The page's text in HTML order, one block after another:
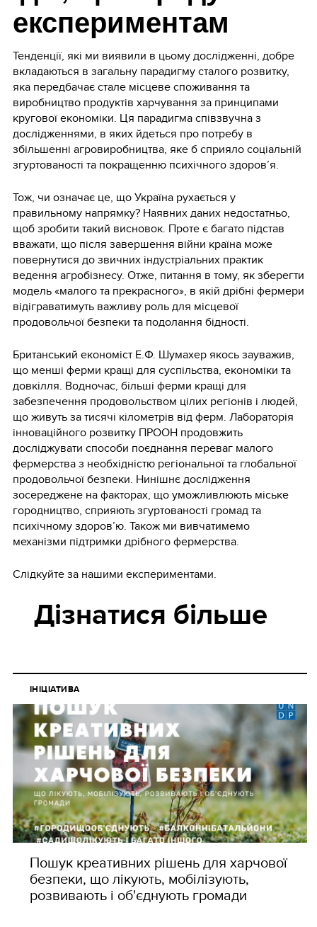
експериментам
Тенденції, які ми виявили в цьому дослідженні, добре
вкладаються в загальну парадигму сталого розвитку,
яка передбачає стале місцеве споживання та
виробництво продуктів харчування за принципами
кругової економіки. Ця парадигма співзвучна з
дослідженнями, в яких йдеться про потребу в
збільшенні агровиробництва, яке б сприяло соціальній
згуртованості та покращенню психічного здоров’я.
Тож, чи означає це, що Україна рухається у
правильному напрямку? Наявних даних недостатньо,
щоб зробити такий висновок. Проте є багато підстав
вважати, що після завершення війни країна може
повернутися до звичних індустріальних практик
ведення агробізнесу. Отже, питання в тому, як зберегти
модель «малого та прекрасного», в якій дрібні фермери
відіграватимуть важливу роль для місцевої
продовольчої безпеки та подолання бідності.
Британський економіст Е.Ф. Шумахер якось зауважив,
що менші ферми кращі для суспільства, економіки та
довкілля. Водночас, більші ферми кращі для
забезпечення продовольством цілих регіонів і людей,
що живуть за тисячі кілометрів від ферм. Лабораторія
інноваційного розвитку ПРООН продовжить
досліджувати способи поєднання переваг малого
фермерства з необхідністю регіональної та глобальної
продовольчої безпеки. Нинішнє дослідження
зосереджене на факторах, що уможливлюють міське
городництво, сприяють згуртованості громад та
психічному здоров’ю. Також ми вивчатимемо
механізми підтримки дрібного фермерства.
Слідкуйте за нашими експериментами.
Дізнатися більше
ІНІЦІАТИВА
Пошук креативних рішень для харчової
безпеки, що лікують, мобілізують,
розвивають і об'єднують громади